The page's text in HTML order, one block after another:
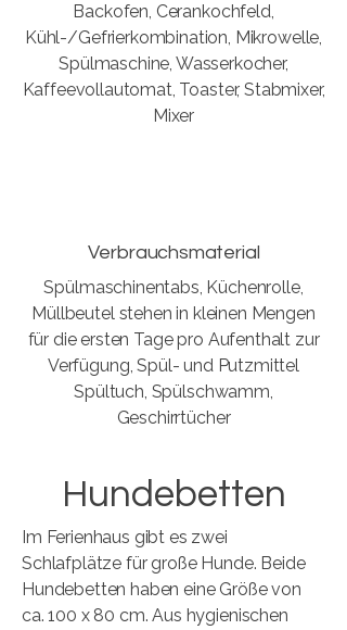
Backofen, Cerankochfeld,
Kühl-/Gefrierkombination, Mikrowelle,
Spülmaschine, Wasserkocher,
Kaffeevollautomat, Toaster, Stabmixer,
Mixer
Verbrauchsmaterial
Spülmaschinentabs, Küchenrolle,
Müllbeutel stehen in kleinen Mengen
für die ersten Tage pro Aufenthalt zur
Verfügung, Spül- und Putzmittel
Spültuch, Spülschwamm,
Geschirrtücher
Hundebetten
Im Ferienhaus gibt es zwei
Schlafplätze für große Hunde. Beide
Hundebetten haben eine Größe von
ca. 100 x 80 cm. Aus hygienischen